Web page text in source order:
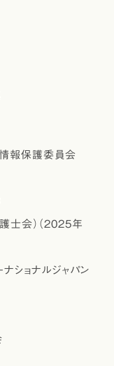
報保護委員会
士会）（2025年
ショナルジャパン